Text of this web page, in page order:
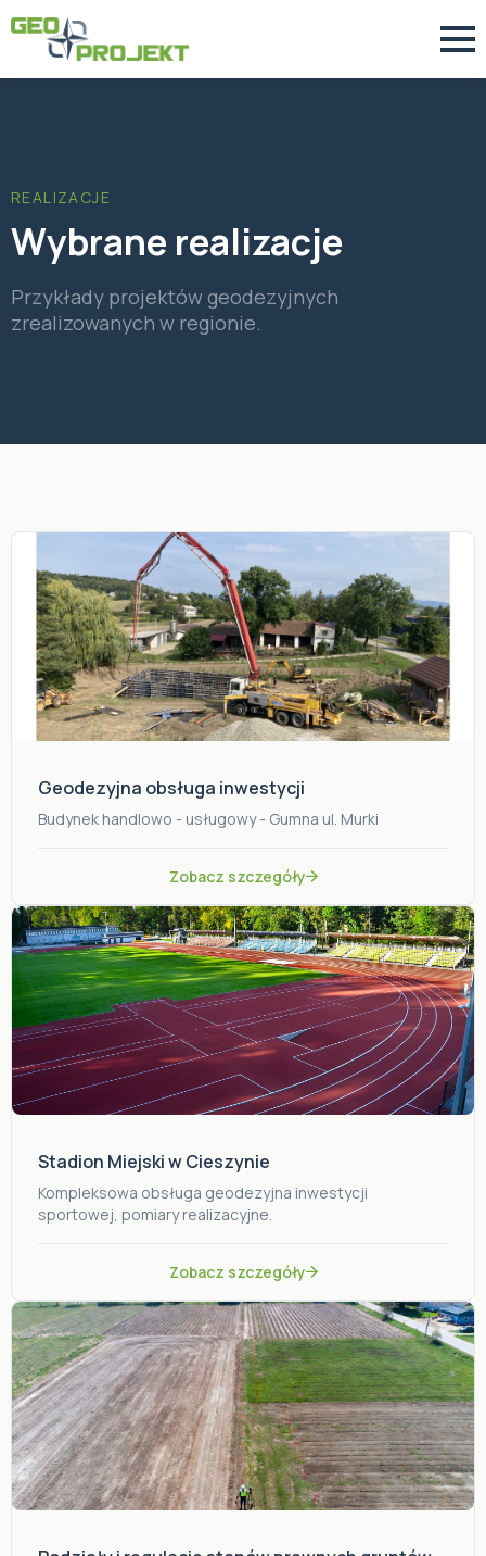
REALIZACJE
Wybrane realizacje
Przykłady projektów geodezyjnych
zrealizowanych w regionie.
Geodezyjna obsługa inwestycji
Budynek handlowo - usługowy - Gumna ul. Murki
Zobacz szczegóły
Stadion Miejski w Cieszynie
Kompleksowa obsługa geodezyjna inwestycji
sportowej, pomiary realizacyjne.
Zobacz szczegóły